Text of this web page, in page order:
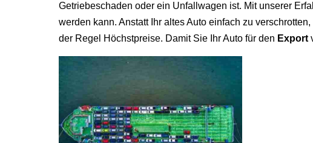
Getriebeschaden oder ein Unfallwagen ist. Mit unserer
werden kann. Anstatt Ihr altes Auto einfach zu
der Regel Höchstpreise. Damit Sie Ihr Auto für den Export